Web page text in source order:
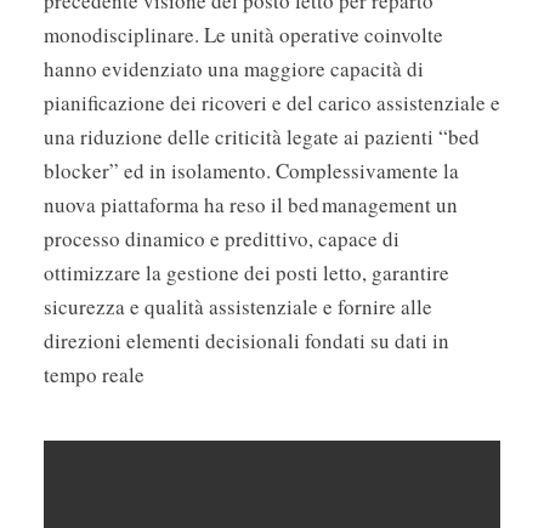
monodisciplinare. Le unità operative coinvolte
hanno evidenziato una maggiore capacità di
pianificazione dei ricoveri e del carico assistenziale e
una riduzione delle criticità legate ai pazienti “bed
blocker” ed in isolamento. Complessivamente la
nuova piattaforma ha reso il bed management un
processo dinamico e predittivo, capace di
ottimizzare la gestione dei posti letto, garantire
sicurezza e qualità assistenziale e fornire alle
direzioni elementi decisionali fondati su dati in
tempo reale